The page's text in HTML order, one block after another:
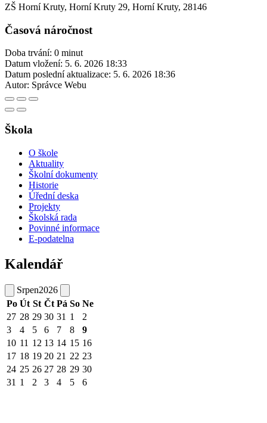
ZŠ Horní Kruty, Horní Kruty 29, Horní Kruty, 28146
Časová náročnost
Doba trvání: 0 minut
Datum vložení: 5. 6. 2026 18:33
Datum poslední aktualizace: 5. 6. 2026 18:36
Autor: Správce Webu
Škola
O škole
Aktuality
Školní dokumenty
Historie
Úřední deska
Projekty
Školská rada
Povinné informace
E-podatelna
Kalendář
Srpen2026
Po Út St Čt Pá So Ne
27 28 29 30 31 1
2
3
4 5 6 7 8
9
10 11 12 13 14 15 16
17 18 19 20 21 22 23
24 25 26 27 28 29 30
31 1 2 3 4 5 6